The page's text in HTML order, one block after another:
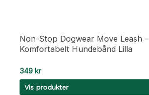
Non-Stop Dogwear Move Leash –
Komfortabelt Hundebånd Lilla
349 kr
Vis produkter